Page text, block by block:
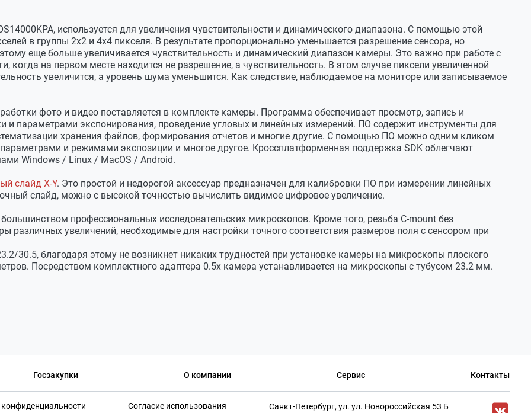
используется для увеличения чувствительности и динамического диапазона. С помощью этой
в группы 2х2 и 4х4 пикселя. В результате пропорционально уменьшается разрешение сенсора, но
еще больше увеличивается чувствительность и динамический диапазон камеры. Это важно при работе с
на первом месте находится не разрешение, а чувствительность. В этом случае пиксели увеличенной
увеличится, а уровень шума уменьшится. Как следствие, наблюдаемое на мониторе или записываемое
фото и видео поставляется в комплекте камеры. Программа обеспечивает просмотр, запись и
параметрами экспонирования, проведение угловых и линейных измерений. ПО содержит инструменты для
хранения файлов, формирования отчетов и многие другие. С помощью ПО можно одним кликом
и режимами экспозиции и многое другое. Кроссплатформенная поддержка SDK облегчают
Windows / Linux / МacOS / Android.
слайд X-Y. Это простой и недорогой аксессуар предназначен для калибровки ПО при измерении линейных
слайд, можно с высокой точностью вычислить видимое цифровое увеличение.
профессиональных исследовательских микроскопов. Кроме того, резьба C-mount без
различных увеличений, необходимые для настройки точного соответствия размеров поля с сенсором при
30.5, благодаря этому не возникнет никаких трудностей при установке камеры на микроскопы плоского
Посредством комплектного адаптера 0.5х камера устанавливается на микроскопы с тубусом 23.2 мм.
затвор)
режимы
Госзакупки О компании Сервис Контакты
Согласие использования
Cанкт-Петербург, ул. ул. Новороссийская 53 Б